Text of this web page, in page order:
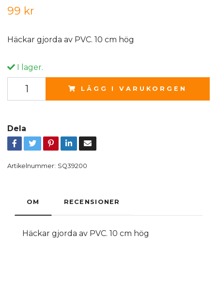
99 kr
Häckar gjorda av PVC. 10 cm hög
I lager.
LÄGG I VARUKORGEN
Dela
Artikelnummer: SQ39200
OM RECENSIONER
Häckar gjorda av PVC. 10 cm hög